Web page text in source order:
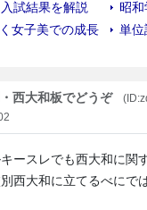
西大和板でどうぞ
ースレでも西大和に関
西大和に立てるべにで